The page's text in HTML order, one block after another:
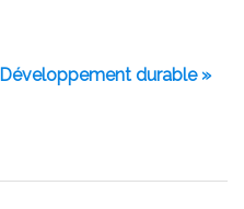
Développement durable »